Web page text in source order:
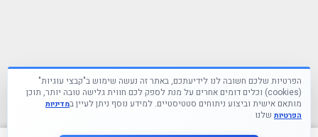
הפרטיות שלכם חשובה לנו לידיעתכם, באתר זה נעשה שימוש ב"קבצי עוגיות"
(cookies) וכלים דומים אחרים על מנת לספק לכם חווית גלישה טובה יותר, תוכן
מותאם אישית וביצוע ניתוחים סטטיסטיים. למידע נוסף ניתן לעיין במדיניות
הפרטיות שלנו